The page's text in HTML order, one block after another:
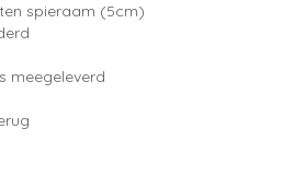
spieraam (5cm)
meegeleverd